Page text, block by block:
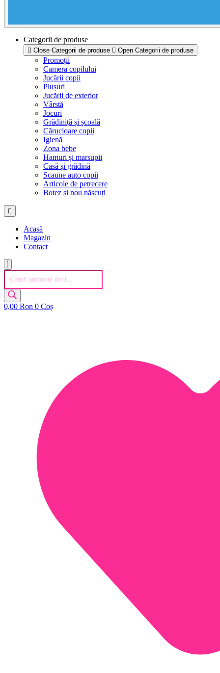
Categorii de produse
Close Categorii de produse Open Categorii de produse
Promoții
Camera copilului
Jucării copii
Plușuri
Jucării de exterior
Vârstă
Jocuri
Grădiniță și școală
Cărucioare copii
Igienă
Zona bebe
Hamuri și marsupii
Casă și grădină
Scaune auto copii
Articole de petrecere
Botez și nou născuți
Acasă
Magazin
Contact
Products
search
0,00 Ron 0 Coș